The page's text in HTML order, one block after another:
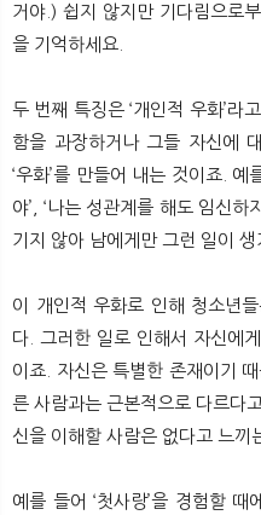
거야.) 쉽지 않지만 기다림으로
을 기억하세요.
두 번째 특징은 ‘개인적 우화’라
함을 과장하거나 그들 자신에
‘우화’를 만들어 내는 것이죠. 예
야’, ‘나는 성관계를 해도 임신하
기지 않아 남에게만 그런 일이 생
이 개인적 우화로 인해 청소년
다. 그러한 일로 인해서 자신에
이죠. 자신은 특별한 존재이기
른 사람과는 근본적으로 다르다
신을 이해할 사람은 없다고 느끼
예를 들어 ‘첫사랑’을 경험할